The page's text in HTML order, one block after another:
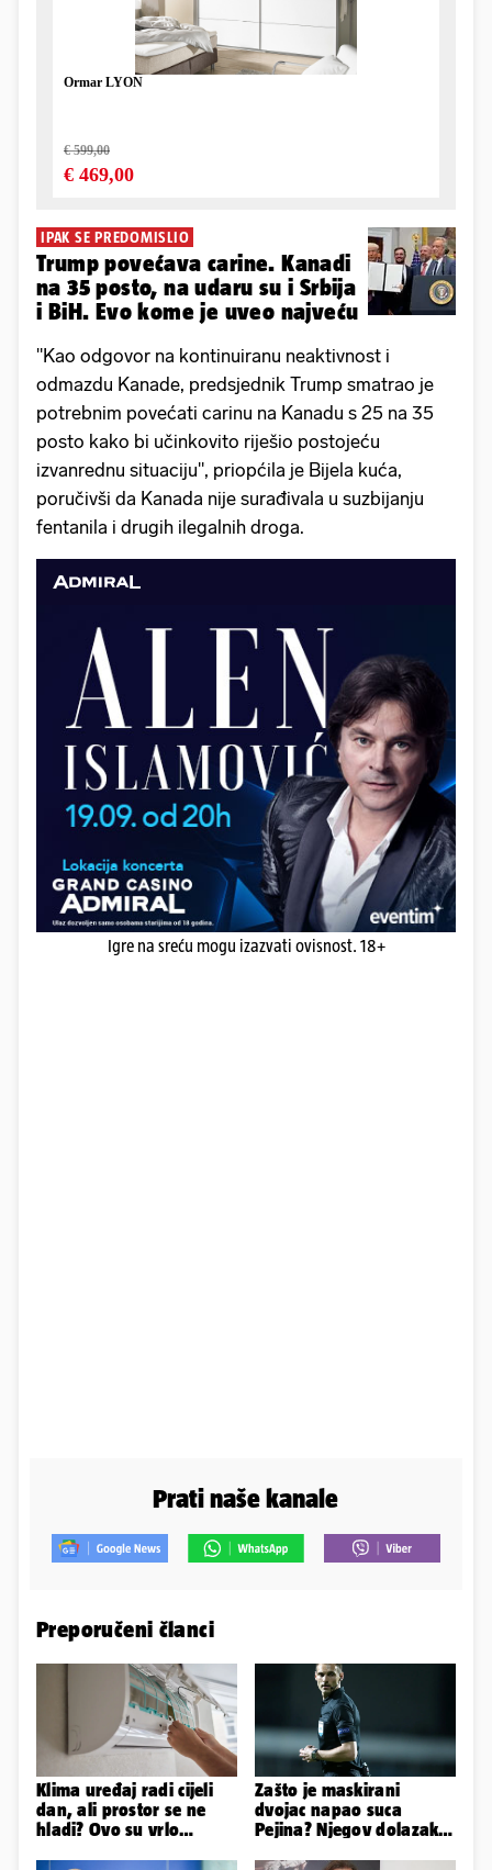
IPAK SE PREDOMISLIO
Trump povećava carine. Kanadi
na 35 posto, na udaru su i Srbija
i BiH. Evo kome je uveo najveću
"Kao odgovor na kontinuiranu neaktivnost i
odmazdu Kanade, predsjednik Trump smatrao je
potrebnim povećati carinu na Kanadu s 25 na 35
posto kako bi učinkovito riješio postojeću
izvanrednu situaciju", priopćila je Bijela kuća,
poručivši da Kanada nije surađivala u suzbijanju
fentanila i drugih ilegalnih droga.
Igre na sreću mogu izazvati ovisnost. 18+
Prati naše kanale
Preporučeni članci
Klima uređaj radi cijeli
dan, ali prostor se ne
hladi? Ovo su vrlo
Zašto je maskirani
dvojac napao suca
Pejina? Njegov dolazak u